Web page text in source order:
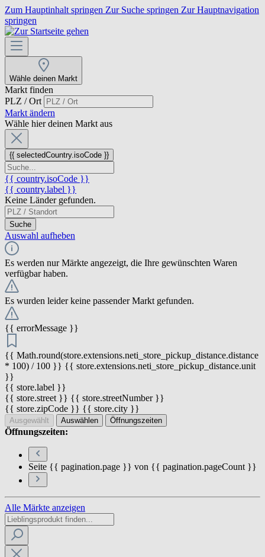
Zum Hauptinhalt springen Zur Suche springen Zur Hauptnavigation
springen
Wähle deinen Markt
Markt finden
PLZ / Ort
Markt ändern
Wähle hier deinen Markt aus
{{ selectedCountry.isoCode }}
{{ country.isoCode }}
{{ country.label }}
Keine Länder gefunden.
Suche
Auswahl aufheben
Es werden nur Märkte angezeigt, die Ihre gewünschten Waren
verfügbar haben.
Es wurden leider keine passender Markt gefunden.
{{ errorMessage }}
{{ Math.round(store.extensions.neti_store_pickup_distance.distance
* 100) / 100 }} {{ store.extensions.neti_store_pickup_distance.unit
}}
{{ store.label }}
{{ store.street }} {{ store.streetNumber }}
{{ store.zipCode }} {{ store.city }}
Ausgewählt Auswählen Öffnungszeiten
Öffnungszeiten:
Seite {{ pagination.page }} von {{ pagination.pageCount }}
Alle Märkte anzeigen